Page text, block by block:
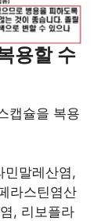
용할 수
캡슐을 복용
민말레산염,
라스틴염산
, 리보플라